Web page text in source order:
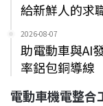
給新鮮人的求
2026-08-07
助電動車與AI
率鋁包銅導線
電動車機電整合